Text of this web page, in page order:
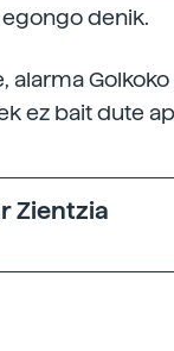
egongo denik.
alarma
ez bait dute
Zientzia